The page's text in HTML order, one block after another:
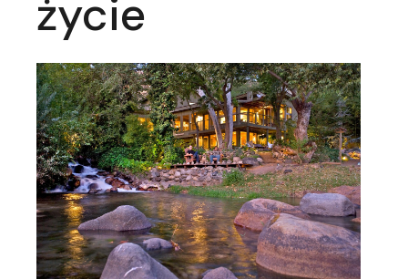
życie